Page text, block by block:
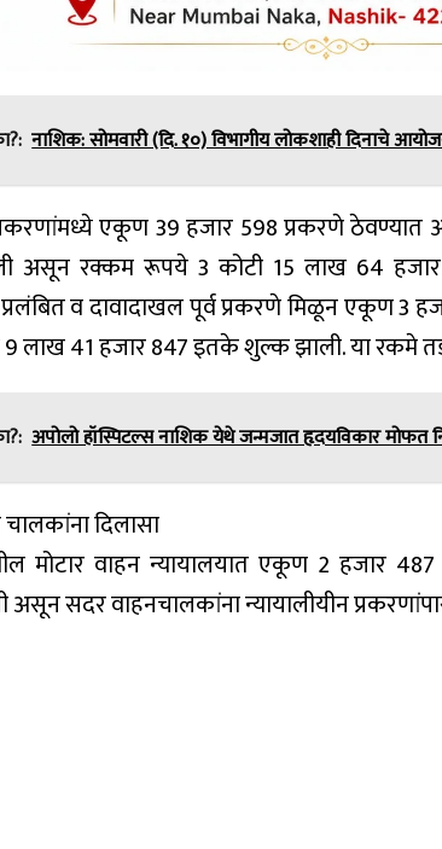
नाशिक: सोमवारी (दि. १०) विभागीय लोकशाही दिनाचे
एकूण 39 हजार 598 प्रकरणे ठेवण्यात
असून रक्कम रूपये 3 कोटी 15 लाख 64
व दावादाखल पूर्व प्रकरणे मिळून एकूण 3
लाख 41 हजार 847 इतके शुल्क झाली. या रकमे
अपोलो हॉस्पिटल्स नाशिक येथे जन्मजात हृदयविकार मोफत
चालकांना दिलासा
मोटार वाहन न्यायालयात एकूण 2 हजार
असून सदर वाहनचालकांना न्यायालीयीन